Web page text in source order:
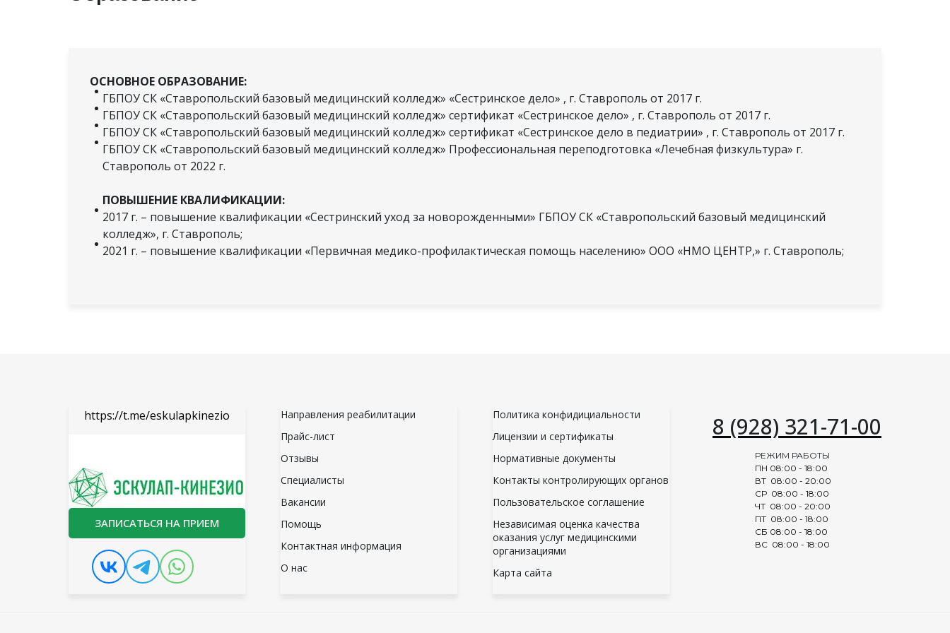
ОСНОВНОЕ ОБРАЗОВАНИЕ:
ГБПОУ СК «Ставропольский базовый медицинский колледж» «Сестринское дело» , г. Ставрополь от 2017 г.
ГБПОУ СК «Ставропольский базовый медицинский колледж» сертификат «Сестринское дело» , г. Ставрополь от 2017 г.
ГБПОУ СК «Ставропольский базовый медицинский колледж» сертификат «Сестринское дело в педиатрии» , г. Ставрополь от 2017 г.
ГБПОУ СК «Ставропольский базовый медицинский колледж» Профессиональная переподготовка «Лечебная физкультура» г.
Ставрополь от 2022 г.
ПОВЫШЕНИЕ КВАЛИФИКАЦИИ:
2017 г. – повышение квалификации «Сестринский уход за новорожденными» ГБПОУ СК «Ставропольский базовый медицинский
колледж», г. Ставрополь;
2021 г. – повышение квалификации «Первичная медико-профилактическая помощь населению» ООО «НМО ЦЕНТР,» г. Ставрополь;
https://t.me/eskulapkinezio
ЗАПИСАТЬСЯ НА ПРИЕМ
Направления реабилитации
Прайс-лист
Отзывы
Специалисты
Вакансии
Помощь
Контактная информация
О нас
Политика конфидициальности
Лицензии и сертификаты
Нормативные документы
Контакты контролирующих органов
Пользовательское соглашение
Независимая оценка качества
оказания услуг медицинскими
организациями
Карта сайта
8 (928) 321-71-00
РЕЖИМ РАБОТЫ
ПН 08:00 - 18:00
ВТ 08:00 - 20:00
СР 08:00 - 18:00
ЧТ 08:00 - 20:00
ПТ 08:00 - 18:00
СБ 08:00 - 18:00
ВС 08:00 - 18:00